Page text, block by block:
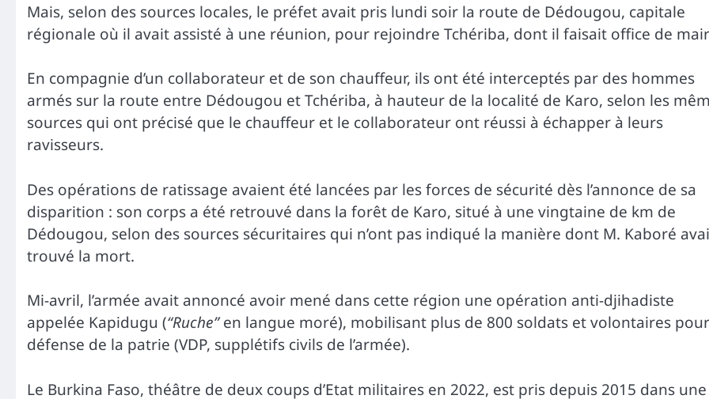
Mais, selon des sources locales, le préfet avait pris lundi soir la route de Dédougou, capitale
régionale où il avait assisté à une réunion, pour rejoindre Tchériba, dont il faisait office de
En compagnie d’un collaborateur et de son chauffeur, ils ont été interceptés par des hommes
armés sur la route entre Dédougou et Tchériba, à hauteur de la localité de Karo, selon les
sources qui ont précisé que le chauffeur et le collaborateur ont réussi à échapper à leurs
ravisseurs.
Des opérations de ratissage avaient été lancées par les forces de sécurité dès l’annonce de sa
disparition : son corps a été retrouvé dans la forêt de Karo, situé à une vingtaine de km de
Dédougou, selon des sources sécuritaires qui n’ont pas indiqué la manière dont M. Kaboré
trouvé la mort.
Mi-avril, l’armée avait annoncé avoir mené dans cette région une opération anti-djihadiste
appelée Kapidugu (“Ruche”en langue moré), mobilisant plus de 800 soldats et volontaires
défense de la patrie (VDP, supplétifs civils de l’armée).
Le Burkina Faso, théâtre de deux coups d’Etat militaires en 2022, est pris depuis 2015 dans une